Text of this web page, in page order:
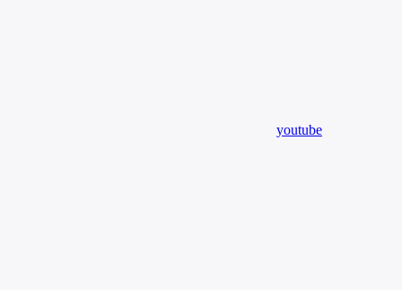
youtube